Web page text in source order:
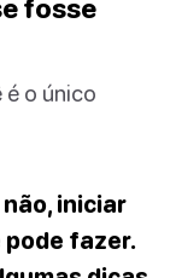
fosse
é o único
iniciar
pode fazer.